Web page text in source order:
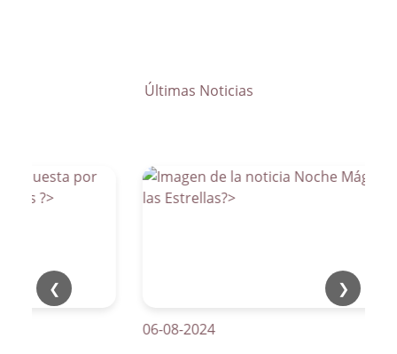
Últimas Noticias
❮ ❯
06-08-2024